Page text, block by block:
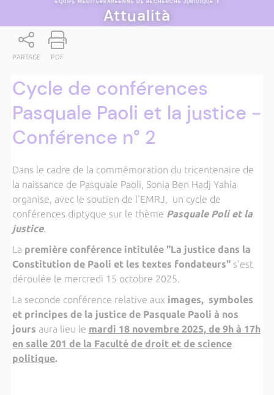
ÉQUIPE MÉDITERRANÉENNE DE RECHERCHE JURIDIQUE |
Attualità
PARTAGE PDF
Cycle de conférences
Pasquale Paoli et la justice -
Conférence n° 2
Dans le cadre de la commémoration du tricentenaire de
la naissance de Pasquale Paoli, Sonia Ben Hadj Yahia
organise, avec le soutien de l'EMRJ, un cycle de
conférences diptyque sur le thème Pasquale Poli et la
justice.
La première conférence intitulée "La justice dans la
Constitution de Paoli et les textes fondateurs" s'est
déroulée le mercredi 15 octobre 2025.
La seconde conférence relative aux images, symboles
et principes de la justice de Pasquale Paoli à nos
jours aura lieu le mardi 18 novembre 2025, de 9h à 17h
en salle 201 de la Faculté de droit et de science
politique.